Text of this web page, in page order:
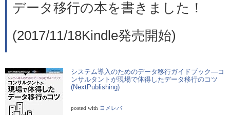
データ移行の本を書きました！
(2017/11/18Kindle発売開始)
システム導入のためのデータ移行ガイドブック―コ
ンサルタントが現場で体得したデータ移行のコツ
(NextPublishing)
posted with ヨメレバ